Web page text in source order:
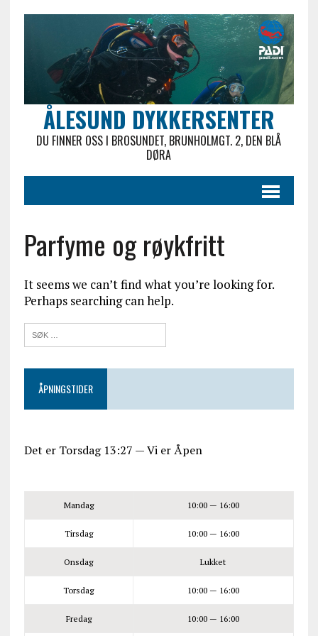
ÅLESUND DYKKERSENTER
DU FINNER OSS I BROSUNDET, BRUNHOLMGT. 2, DEN BLÅ
DØRA
Parfyme og røykfritt
It seems we can’t find what you’re looking for.
Perhaps searching can help.
ÅPNINGSTIDER
Det erTorsdag13:27 —Vi er Åpen
Mandag 10:00 — 16:00
Tirsdag 10:00 — 16:00
Onsdag Lukket
Torsdag 10:00 — 16:00
Fredag 10:00 — 16:00